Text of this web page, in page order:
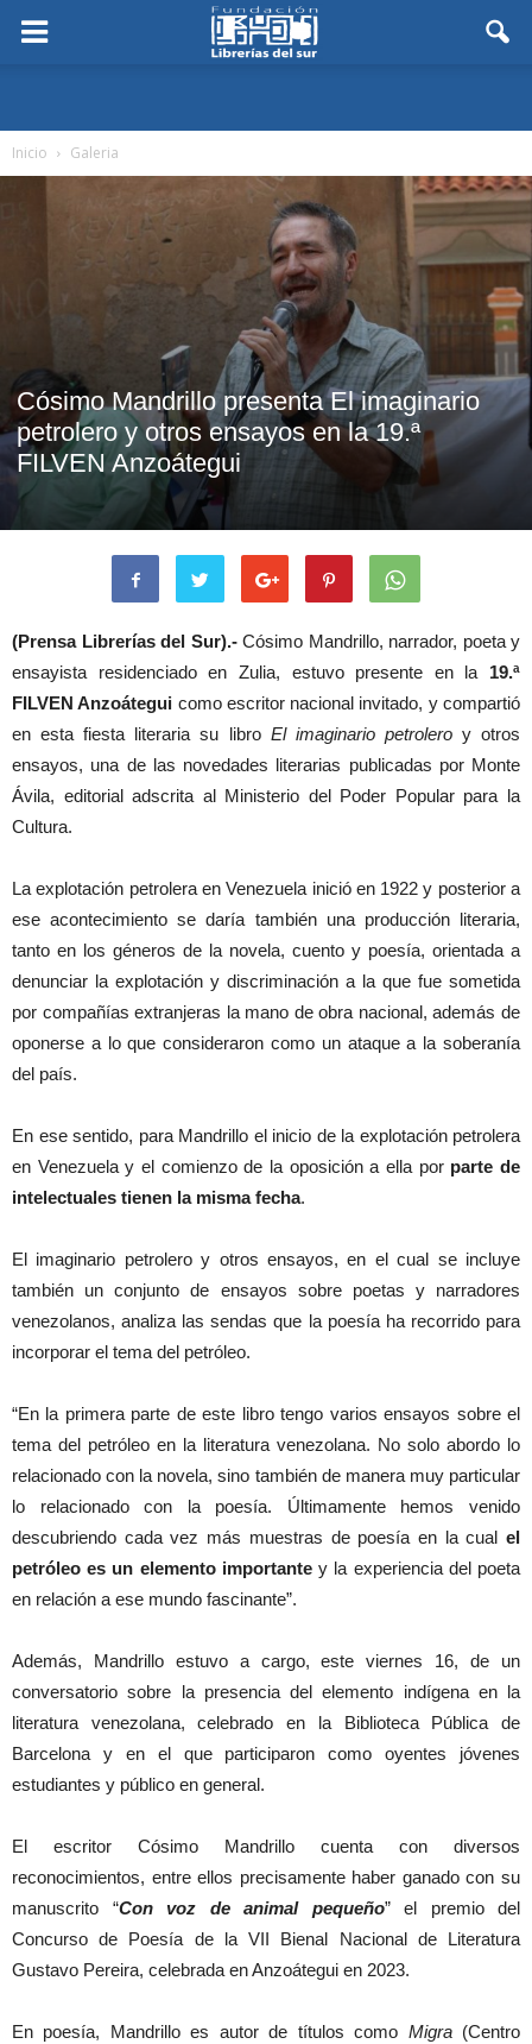
Inicio Galeria
Cósimo Mandrillo presenta El imaginario
petrolero y otros ensayos en la 19.ª
FILVEN Anzoátegui
(Prensa Librerías del Sur).- Cósimo Mandrillo, narrador, poeta y
ensayista residenciado en Zulia, estuvo presente en la 19.ª
FILVEN Anzoátegui como escritor nacional invitado, y compartió
en esta fiesta literaria su libro El imaginario petroleroy otros
ensayos, una de las novedades literarias publicadas por Monte
Ávila, editorial adscrita al Ministerio del Poder Popular para la
Cultura.
La explotación petrolera en Venezuela inició en 1922 y posterior a
ese acontecimiento se daría también una producción literaria,
tanto en los géneros de la novela, cuento y poesía, orientada a
denunciar la explotación y discriminación a la que fue sometida
por compañías extranjeras la mano de obra nacional, además de
oponerse a lo que consideraron como un ataque a la soberanía
del país.
En ese sentido, para Mandrillo el inicio de la explotación petrolera
en Venezuela y el comienzo de la oposición a ella por parte de
intelectuales tienen la misma fecha.
El imaginario petrolero y otros ensayos, en el cual se incluye
también un conjunto de ensayos sobre poetas y narradores
venezolanos, analiza las sendas que la poesía ha recorrido para
incorporar el tema del petróleo.
“En la primera parte de este libro tengo varios ensayos sobre el
tema del petróleo en la literatura venezolana. No solo abordo lo
relacionado con la novela, sino también de manera muy particular
lo relacionado con la poesía. Últimamente hemos venido
descubriendo cada vez más muestras de poesía en la cual el
petróleo es un elemento importantey la experiencia del poeta
en relación a ese mundo fascinante”.
Además, Mandrillo estuvo a cargo, este viernes 16, de un
conversatorio sobre la presencia del elemento indígena en la
literatura venezolana, celebrado en la Biblioteca Pública de
Barcelona y en el que participaron como oyentes jóvenes
estudiantes y público en general.
El escritor Cósimo Mandrillo cuenta con diversos
reconocimientos, entre ellos precisamente haber ganado con su
manuscrito “Con voz de animal pequeño” el premio del
Concurso de Poesía de la VII Bienal Nacional de Literatura
Gustavo Pereira, celebrada en Anzoátegui en 2023.
En poesía, Mandrillo es autor de títulos como Migra(Centro